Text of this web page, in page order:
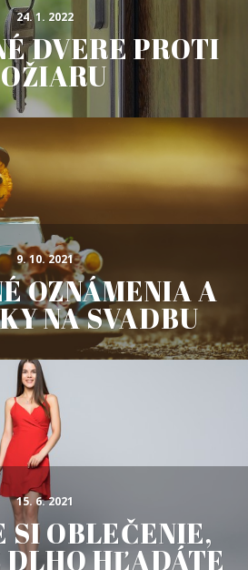
24. 1. 2022
DVERE PROTI
9. 10. 2021
OZNÁMENIA A
NA SVADBU
15. 6. 2021
SI OBLEČENIE,
DLHO HĽADÁTE